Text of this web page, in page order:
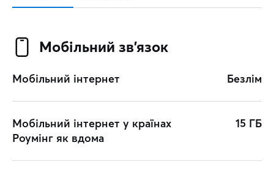
Мобільний зв’язок
Мобільний інтернет Безлім
Мобільний інтернет у країнах
Роумінг як вдома
15 ГБ